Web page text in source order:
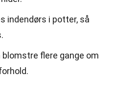
indendørs i potter, så
flere gange om